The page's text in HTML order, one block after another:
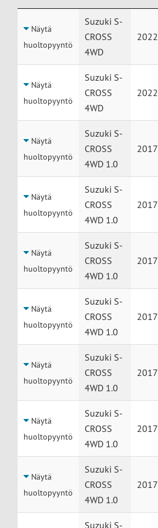
Auto
Näytä
huoltopyyntö
Suzuki S-
CROSS
4WD
2022
Näytä
huoltopyyntö
Suzuki S-
CROSS
4WD
2022
Näytä
huoltopyyntö
Suzuki S-
CROSS
4WD 1.0
2017
Näytä
huoltopyyntö
Suzuki S-
CROSS
4WD 1.0
2017
Näytä
huoltopyyntö
Suzuki S-
CROSS
4WD 1.0
2017
Näytä
huoltopyyntö
Suzuki S-
CROSS
4WD 1.0
2017
Näytä
huoltopyyntö
Suzuki S-
CROSS
4WD 1.0
2017
Näytä
huoltopyyntö
Suzuki S-
CROSS
4WD 1.0
2017
Näytä
huoltopyyntö
Suzuki S-
CROSS
4WD 1.0
2017
Suzuki S-